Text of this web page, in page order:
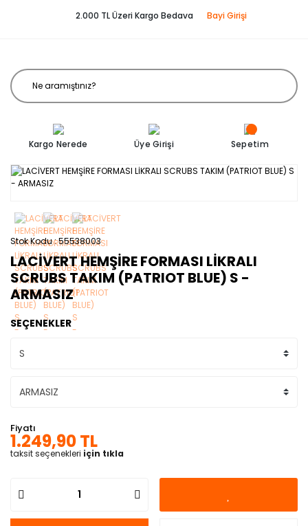
2.000 TL Üzeri Kargo Bedava Bayi Girişi
Kargo Nerede Üye Girişi Sepetim
Stok Kodu 55538003
LACİVERT HEMŞİRE FORMASI LİKRALI
SCRUBS TAKIM (PATRIOT BLUE) S -
ARMASIZ
SEÇENEKLER
Fiyatı
1.249,90 TL
taksit seçenekleri için tıkla